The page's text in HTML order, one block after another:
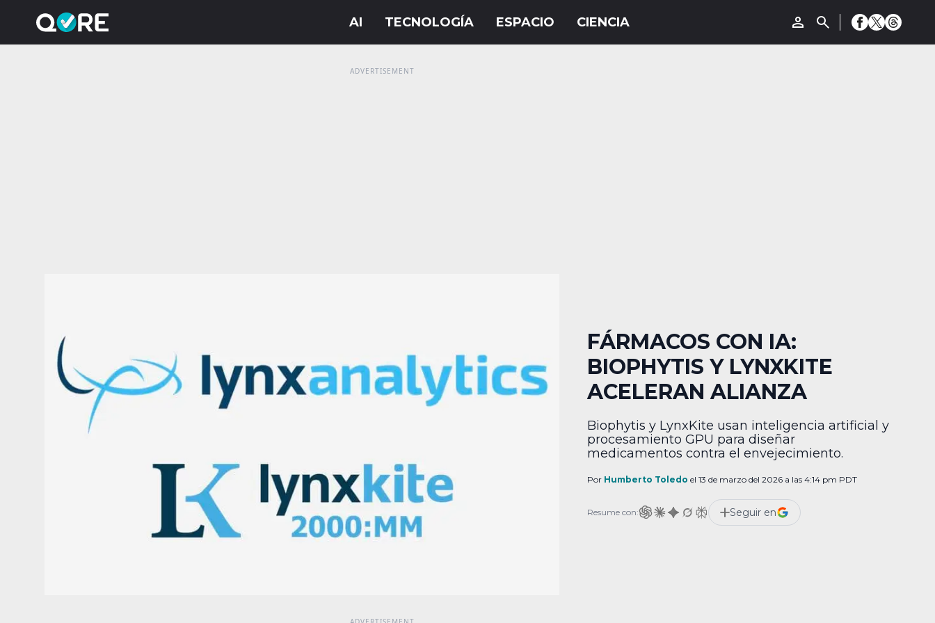
FÁRMACOS CON IA:
BIOPHYTIS Y LYNXKITE
ACELERAN ALIANZA
Biophytis y LynxKite usan inteligencia artificial y
procesamiento GPU para diseñar
medicamentos contra el envejecimiento.
Por Humberto Toledo el 13 de marzo del 2026 a las 4:14 pm PDT
Resume con: Seguir en